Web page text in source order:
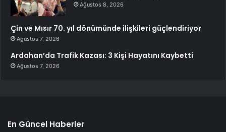
Ağustos 8, 2026
Çin ve Mısır 70. yıl dönümünde ilişkileri güçlendiriyor
Ağustos 7, 2026
Ardahan’da Trafik Kazası: 3 Kişi Hayatını Kaybetti
Ağustos 7, 2026
En Güncel Haberler